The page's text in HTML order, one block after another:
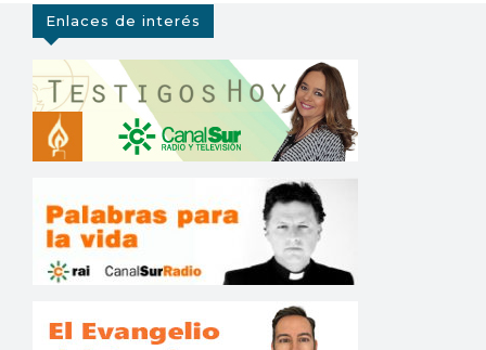
Enlaces de interés